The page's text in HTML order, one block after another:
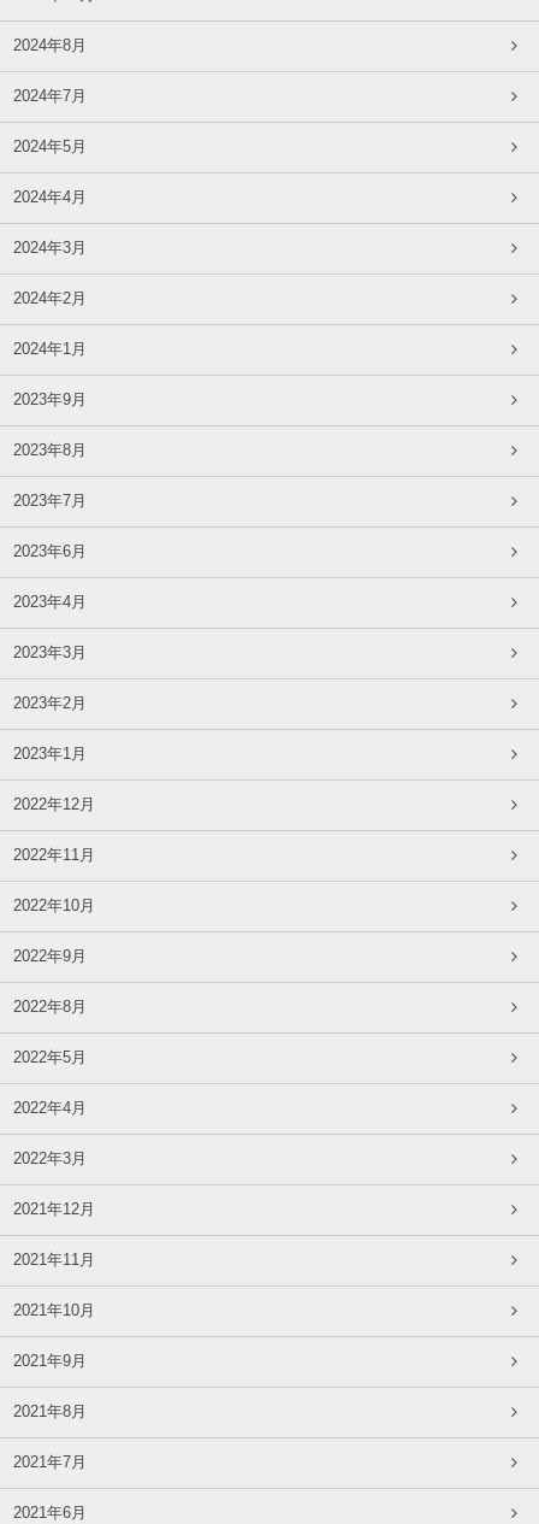
2024年8月
2024年7月
2024年5月
2024年4月
2024年3月
2024年2月
2024年1月
2023年9月
2023年8月
2023年7月
2023年6月
2023年4月
2023年3月
2023年2月
2023年1月
2022年12月
2022年11月
2022年10月
2022年9月
2022年8月
2022年5月
2022年4月
2022年3月
2021年12月
2021年11月
2021年10月
2021年9月
2021年8月
2021年7月
2021年6月